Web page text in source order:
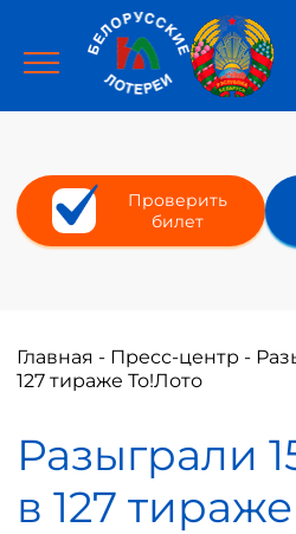
Проверить
билет
Главная - Пресс-центр -
127 тираже То!Лото
Разыграли
в 127